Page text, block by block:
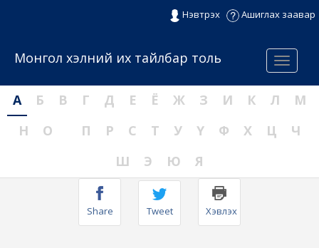
Нэвтрэх Ашиглах заавар
Menu
Монгол хэлний их тайлбар толь
А Б В Г Д Е Ё Ж З И К Л
М
Н
О П Р С Т У Ү Ф Х Ц
Ч
Ш
Э Ю Я
Share Tweet Хэвлэх